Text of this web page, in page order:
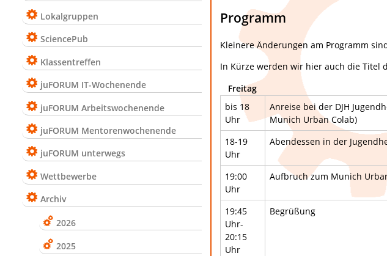
Lokalgruppen
SciencePub
Klassentreffen
juFORUM IT-Wochenende
juFORUM Arbeitswochenende
juFORUM Mentorenwochenende
juFORUM unterwegs
Wettbewerbe
Archiv
2026
2025
Programm
Kleinere Änderungen am Programm
In Kürze werden wir hier auch die Titel
Freitag
bis 18
Uhr
Anreise bei der DJH
Munich Urban Colab)
18-19
Uhr
Abendessen in der
19:00
Uhr
Aufbruch zum Munich
19:45
Uhr-
20:15
Uhr
Begrüßung